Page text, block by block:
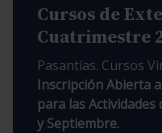
Cursos de
Cuatrimestre
Pasantías. Cursos
Inscripción Abierta
para las
y Septiembre.